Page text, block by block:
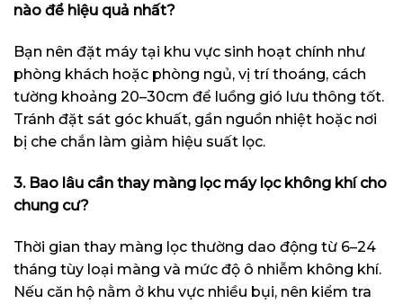
nào để hiệu quả nhất?
Bạn nên đặt máy tại khu vực sinh hoạt chính như
phòng khách hoặc phòng ngủ, vị trí thoáng, cách
tường khoảng 20–30cm để luồng gió lưu thông tốt.
Tránh đặt sát góc khuất, gần nguồn nhiệt hoặc nơi
bị che chắn làm giảm hiệu suất lọc.
3. Bao lâu cần thay màng lọc máy lọc không khí cho
chung cư?
Thời gian thay màng lọc thường dao động từ 6–24
tháng tùy loại màng và mức độ ô nhiễm không khí.
Nếu căn hộ nằm ở khu vực nhiều bụi, nên kiểm tra